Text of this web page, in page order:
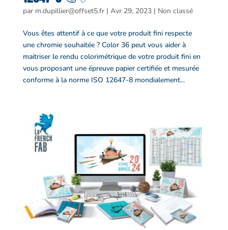
par m.dupillier@offset5.fr| Avr 29, 2023| Non classé
Vous êtes attentif à ce que votre produit fini respecte
une chromie souhaitée ? Color 36 peut vous aider à
maitriser le rendu colorimétrique de votre produit fini en
vous proposant une épreuve papier certifiée et mesurée
conforme à la norme ISO 12647-8 mondialement...